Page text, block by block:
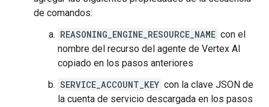
de comandos:
REASONING_ENGINE_RESOURCE_NAME con el
nombre del recurso del agente de Vertex AI
copiado en los pasos anteriores
SERVICE_ACCOUNT_KEY con la clave JSON de
la cuenta de servicio descargada en los pasos